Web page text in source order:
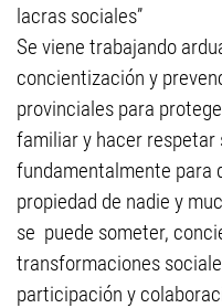
lacras sociales”
Se viene trabajando
concientización y
provinciales para
familiar y hacer respetar
fundamentalmente para
propiedad de nadie y
se puede someter,
transformaciones
participación y